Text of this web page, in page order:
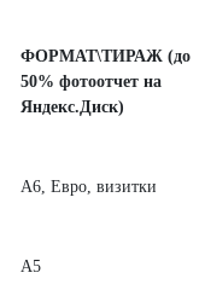
ФОРМАТ\ТИРАЖ (до
50% фотоотчет на
Яндекс.Диск)
А6, Евро, визитки
А5